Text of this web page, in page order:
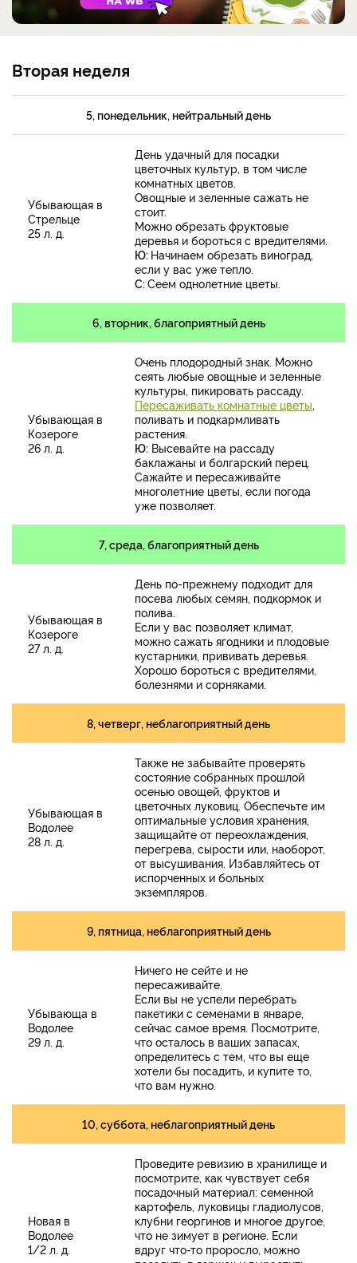
Вторая неделя
5, понедельник, нейтральный день
Убывающая в
Стрельце
25 л. д.
День удачный для посадки
цветочных культур, в том числе
комнатных цветов.
Овощные и зеленные сажать не
стоит.
Можно обрезать фруктовые
деревья и бороться с вредителями.
Ю: Начинаем обрезать виноград,
если у вас уже тепло.
С:Сеем однолетние цветы.
6, вторник, благоприятный день
Убывающая в
Козероге
26 л. д.
Очень плодородный знак. Можно
сеять любые овощные и зеленные
культуры, пикировать рассаду.
Пересаживать комнатные цветы,
поливать и подкармливать
растения.
Ю: Высевайте на рассаду
баклажаны и болгарский перец.
Сажайте и пересаживайте
многолетние цветы, если погода
уже позволяет.
7, среда, благоприятный день
Убывающая в
Козероге
27 л. д.
День по-прежнему подходит для
посева любых семян, подкормок и
полива.
Если у вас позволяет климат,
можно сажать ягодники и плодовые
кустарники, прививать деревья.
Хорошо бороться с вредителями,
болезнями и сорняками.
8, четверг, неблагоприятный день
Убывающая в
Водолее
28 л. д.
Также не забывайте проверять
состояние собранных прошлой
осенью овощей, фруктов и
цветочных луковиц. Обеспечьте им
оптимальные условия хранения,
защищайте от переохлаждения,
перегрева, сырости или, наоборот,
от высушивания. Избавляйтесь от
испорченных и больных
экземпляров.
9, пятница, неблагоприятный день
Убывающа в
Водолее
29 л. д.
Ничего не сейте и не
пересаживайте.
Если вы не успели перебрать
пакетики с семенами в январе,
сейчас самое время. Посмотрите,
что осталось в ваших запасах,
определитесь с тем, что вы еще
хотели бы посадить, и купите то,
что вам нужно.
10, суббота, неблагоприятный день
Новая в
Водолее
1/2 л. д.
Проведите ревизию в хранилище и
посмотрите, как чувствует себя
посадочный материал: семенной
картофель, луковицы гладиолусов,
клубни георгинов и многое другое,
что не зимует в регионе. Если
вдруг что-то проросло, можно